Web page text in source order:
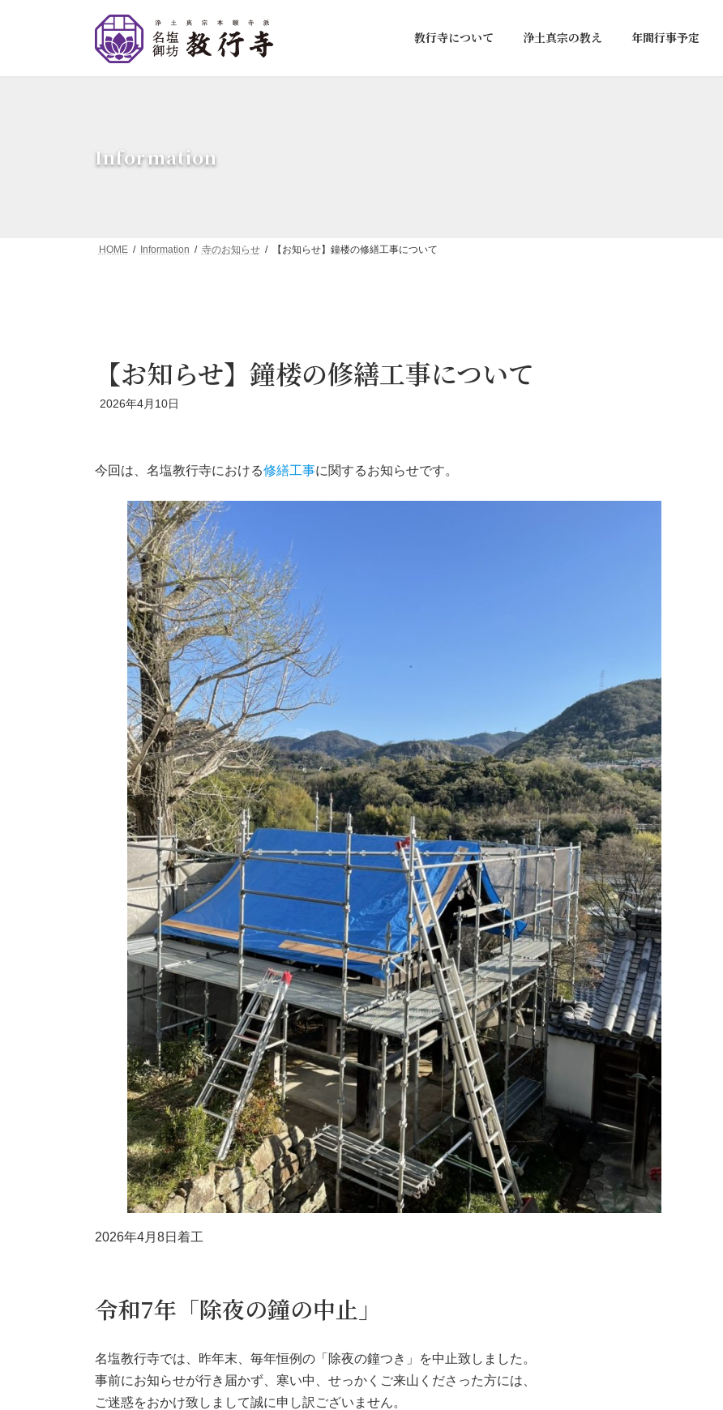
ツ
シ
教行寺について 浄土真宗の教え 年間行事予定
Information
HOME Information 寺のお知らせ 【お知らせ】鐘楼の修繕工事について
【お知らせ】鐘楼の修繕工事について
2026年4月10日
今回は、名塩教行寺における修繕工事に関するお知らせです。
2026年4月8日着工
令和7年「除夜の鐘の中止」
名塩教行寺では、昨年末、毎年恒例の「除夜の鐘つき」を中止致しました。
事前にお知らせが行き届かず、寒い中、せっかくご来山くださった方には、
ご迷惑をおかけ致しまして誠に申し訳ございません。